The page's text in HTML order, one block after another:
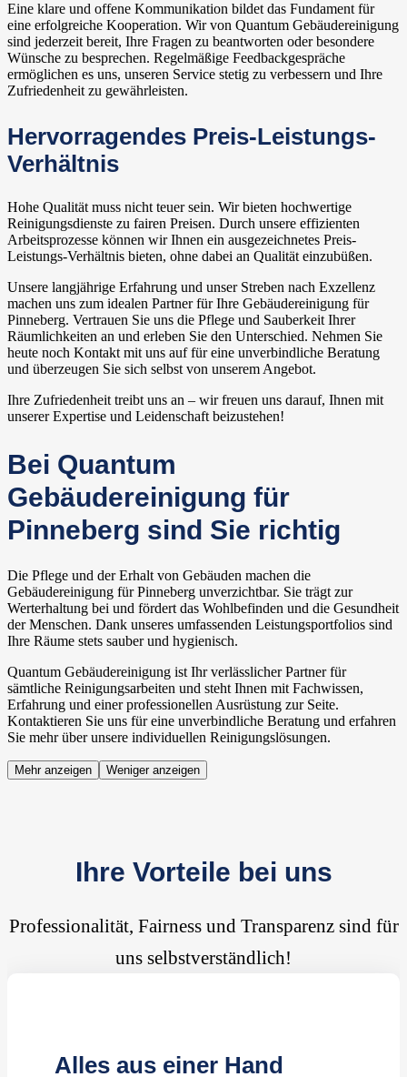
Eine klare und offene Kommunikation bildet das Fundament für
eine erfolgreiche Kooperation. Wir von Quantum Gebäudereinigung
sind jederzeit bereit, Ihre Fragen zu beantworten oder besondere
Wünsche zu besprechen. Regelmäßige Feedbackgespräche
ermöglichen es uns, unseren Service stetig zu verbessern und Ihre
Zufriedenheit zu gewährleisten.
Hervorragendes Preis-Leistungs-
Verhältnis
Hohe Qualität muss nicht teuer sein. Wir bieten hochwertige
Reinigungsdienste zu fairen Preisen. Durch unsere effizienten
Arbeitsprozesse können wir Ihnen ein ausgezeichnetes Preis-
Leistungs-Verhältnis bieten, ohne dabei an Qualität einzubüßen.
Unsere langjährige Erfahrung und unser Streben nach Exzellenz
machen uns zum idealen Partner für Ihre Gebäudereinigung für
Pinneberg. Vertrauen Sie uns die Pflege und Sauberkeit Ihrer
Räumlichkeiten an und erleben Sie den Unterschied. Nehmen Sie
heute noch Kontakt mit uns auf für eine unverbindliche Beratung
und überzeugen Sie sich selbst von unserem Angebot.
Ihre Zufriedenheit treibt uns an – wir freuen uns darauf, Ihnen mit
unserer Expertise und Leidenschaft beizustehen!
Bei Quantum
Gebäudereinigung für
Pinneberg sind Sie richtig
Die Pflege und der Erhalt von Gebäuden machen die
Gebäudereinigung für Pinneberg unverzichtbar. Sie trägt zur
Werterhaltung bei und fördert das Wohlbefinden und die Gesundheit
der Menschen. Dank unseres umfassenden Leistungsportfolios sind
Ihre Räume stets sauber und hygienisch.
Quantum Gebäudereinigung ist Ihr verlässlicher Partner für
sämtliche Reinigungsarbeiten und steht Ihnen mit Fachwissen,
Erfahrung und einer professionellen Ausrüstung zur Seite.
Kontaktieren Sie uns für eine unverbindliche Beratung und erfahren
Sie mehr über unsere individuellen Reinigungslösungen.
Mehr anzeigen Weniger anzeigen
Ihre Vorteile bei uns
Professionalität, Fairness und Transparenz sind für
uns selbstverständlich!
Alles aus einer Hand